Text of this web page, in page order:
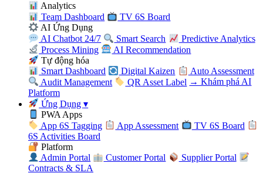
Analytics
Team Dashboard
TV 6S Board
AI Ứng Dụng
AI Chatbot 24/7
Smart Search
Predictive Analytics
Process Mining
AI Recommendation
Tự động hóa
Smart Dashboard
Digital Kaizen
Auto Assessment
Audit Management
QR Asset Label → Khám phá AI
Platform
Ứng Dụng▾
PWA Apps
App 6S Tagging
App Assessment
TV 6S Board
6S Activities Board
Platform
Admin Portal
Customer Portal
Supplier Portal
Contracts & SLA